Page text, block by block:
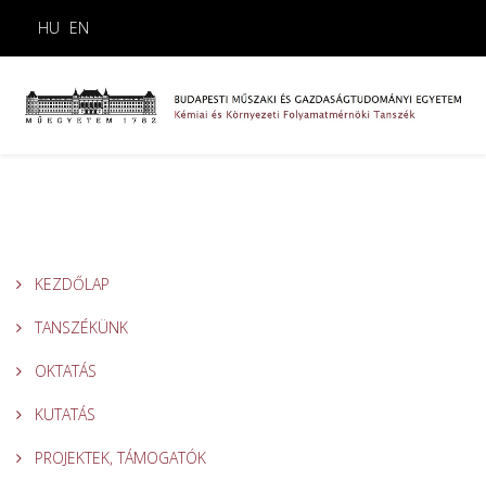
HU EN
KEZDŐLAP
TANSZÉKÜNK
OKTATÁS
KUTATÁS
PROJEKTEK, TÁMOGATÓK